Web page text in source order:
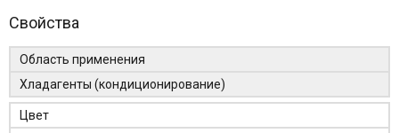
Свойства
Область применения
Хладагенты (кондиционирование)
Цвет